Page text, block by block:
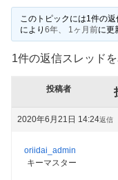
このトピックには1件の
により 6年、 1ヶ月前に更
1件の返信スレッド
投稿者
2020年6月21日 14:24返信
oriidai_admin
キーマスター